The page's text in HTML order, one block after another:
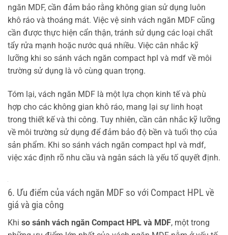
ngăn MDF, cần đảm bảo rằng không gian sử dụng luôn
khô ráo và thoáng mát. Việc vệ sinh vách ngăn MDF cũng
cần được thực hiện cẩn thận, tránh sử dụng các loại chất
tẩy rửa mạnh hoặc nước quá nhiều. Việc cân nhắc kỹ
lưỡng khi so sánh vách ngăn compact hpl và mdf về môi
trường sử dụng là vô cùng quan trọng.
Tóm lại, vách ngăn MDF là một lựa chọn kinh tế và phù
hợp cho các không gian khô ráo, mang lại sự linh hoạt
trong thiết kế và thi công. Tuy nhiên, cần cân nhắc kỹ lưỡng
về môi trường sử dụng để đảm bảo độ bền và tuổi thọ của
sản phẩm. Khi so sánh vách ngăn compact hpl và mdf,
việc xác định rõ nhu cầu và ngân sách là yếu tố quyết định.
6. Ưu điểm của vách ngăn MDF so với Compact HPL về
giá và gia công
Khi so sánh vách ngăn Compact HPL và MDF, một trong